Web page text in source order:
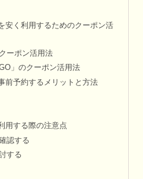
安く利用するためのクーポン活
ーポン活用法
」のクーポン活用法
前予約するメリットと方法
用する際の注意点
認する
する